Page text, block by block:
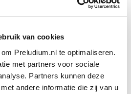
van cookies
Preludium.nl te optimaliseren.
met partners voor sociale
Partners kunnen deze
andere informatie die zij van u